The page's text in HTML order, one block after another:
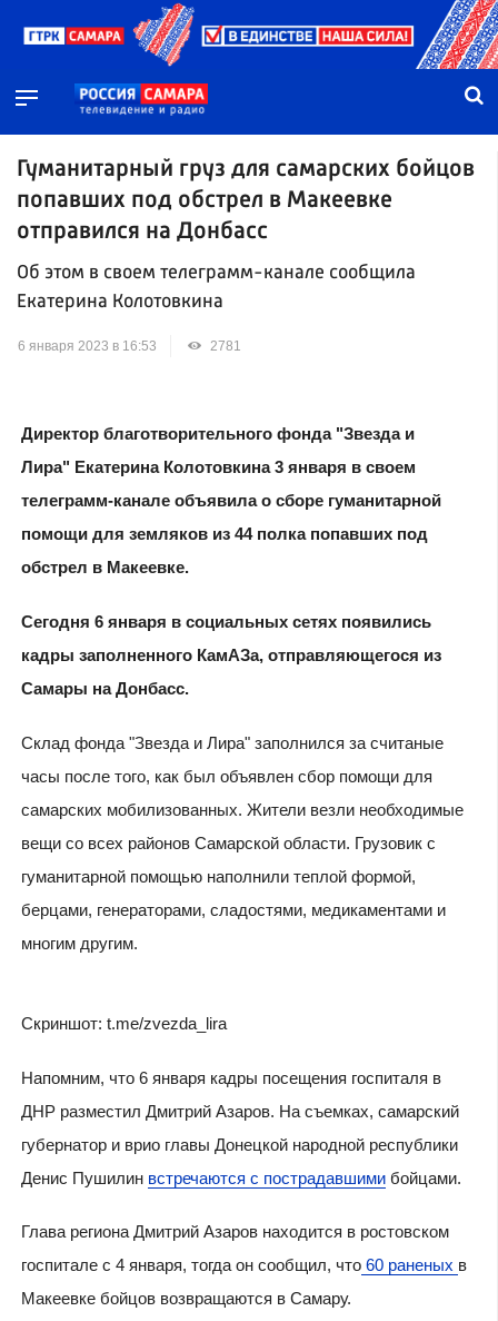
Гуманитарный груз для самарских бойцов
попавших под обстрел в Макеевке
отправился на Донбасс
Об этом в своем телеграмм-канале сообщила
Екатерина Колотовкина
6 января 2023 в 16:53 2781
Директор благотворительного фонда "Звезда и
Лира" Екатерина Колотовкина 3 января в своем
телеграмм-канале объявила о сборе гуманитарной
помощи для земляков из 44 полка попавших под
обстрел в Макеевке.
Сегодня 6 января в социальных сетях появились
кадры заполненного КамАЗа, отправляющегося из
Самары на Донбасс.
Склад фонда "Звезда и Лира" заполнился за считаные
часы после того, как был объявлен сбор помощи для
самарских мобилизованных. Жители везли необходимые
вещи со всех районов Самарской области. Грузовик с
гуманитарной помощью наполнили теплой формой,
берцами, генераторами, сладостями, медикаментами и
многим другим.
Скриншот: t.me/zvezda_lira
Напомним, что 6 января кадры посещения госпиталя в
ДНР разместил Дмитрий Азаров. На съемках, самарский
губернатор и врио главы Донецкой народной республики
Денис Пушилин встречаются с пострадавшимибойцами.
Глава региона Дмитрий Азаров находится в ростовском
госпитале с 4 января, тогда он сообщил, что60 раненых в
Макеевке бойцов возвращаются в Самару.